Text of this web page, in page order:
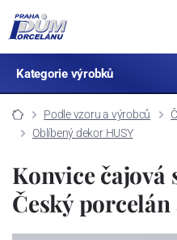
Kategorie výrobků
Podle vzoru a výrobců
Oblíbený dekor HUSY
Konvice čajová
Český porcelán